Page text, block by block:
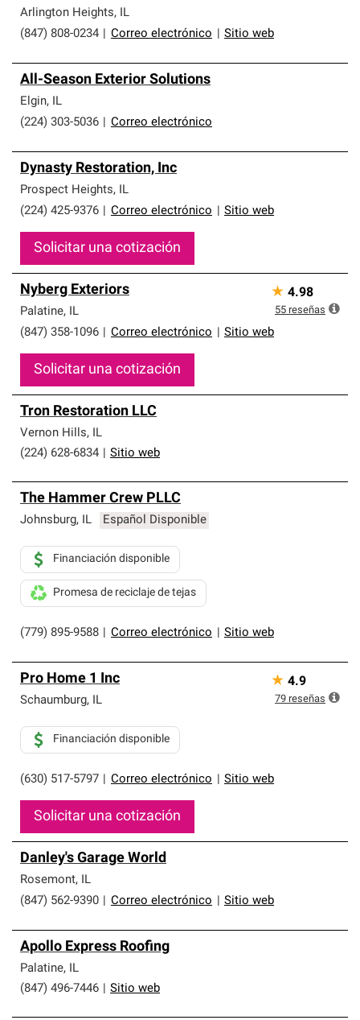
Arlington Heights, IL
(847) 808-0234
Correo electrónico Sitio web
All-Season Exterior Solutions
Elgin, IL
(224) 303-5036
Correo electrónico
Dynasty Restoration, Inc
Prospect Heights, IL
(224) 425-9376
Correo electrónico Sitio web
Solicitar una cotización
Nyberg Exteriors
Palatine, IL
(847) 358-1096
Correo electrónico Sitio web
Solicitar una cotización
★ 4.98
55 reseñas
Tron Restoration LLC
Vernon Hills, IL
(224) 628-6834
Sitio web
The Hammer Crew PLLC
Johnsburg, IL Español Disponible
(779) 895-9588 Correo electrónico Sitio web
Financiación disponible
Promesa de reciclaje de tejas
Pro Home 1 Inc
Schaumburg, IL
(630) 517-5797 Correo electrónico Sitio web
Financiación disponible
Solicitar una cotización
★ 4.9
79 reseñas
Danley's Garage World
Rosemont, IL
(847) 562-9390
Correo electrónico Sitio web
Apollo Express Roofing
Palatine, IL
(847) 496-7446
Sitio web